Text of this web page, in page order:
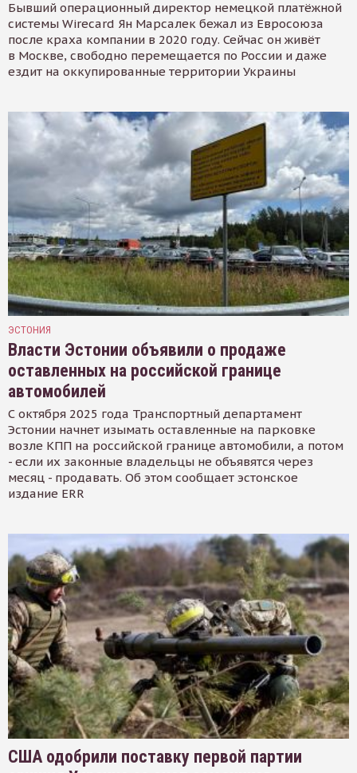
Бывший операционный директор немецкой платёжной
системы Wirecard Ян Марсалек бежал из Евросоюза
после краха компании в 2020 году. Сейчас он живёт
в Москве, свободно перемещается по России и даже
ездит на оккупированные территории Украины
ЭСТОНИЯ
Власти Эстонии объявили о продаже
оставленных на российской границе
автомобилей
С октября 2025 года Транспортный департамент
Эстонии начнет изымать оставленные на парковке
возле КПП на российской границе автомобили, а потом
- если их законные владельцы не объявятся через
месяц - продавать. Об этом сообщает эстонское
издание ERR
США одобрили поставку первой партии